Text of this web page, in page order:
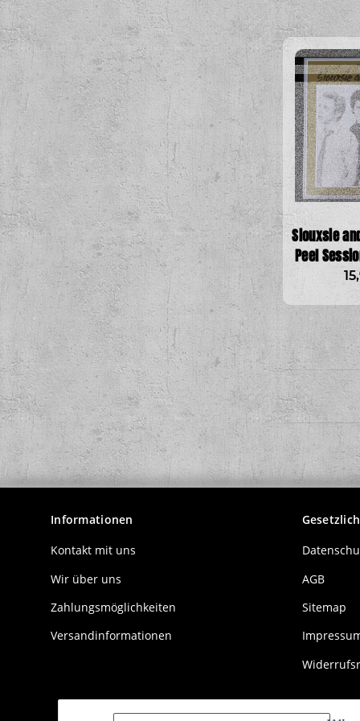
Siouxsie
Peel
Informationen
Kontakt mit uns
Wir über uns
Zahlungsmöglichkeiten
Versandinformationen
AGB
Sitemap